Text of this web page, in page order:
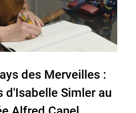
des Merveilles :
d'Isabelle Simler au